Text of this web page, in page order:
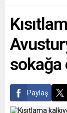
sokağa
Paylaş